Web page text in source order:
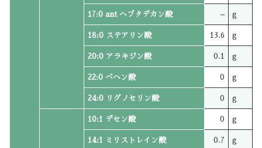
17:0 ant ヘプタデカン酸 – g
18:0 ステアリン酸 13.6 g
20:0 アラキジン酸 0.1 g
22:0 ベヘン酸 0 g
24:0 リグノセリン酸 0 g
10:1 デセン酸 0 g
14:1 ミリストレイン酸 0.7 g